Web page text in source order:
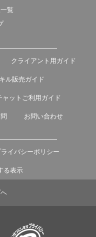
覧
クライアント用ガイド
ル販売ガイド
ャットご利用ガイド
お問い合わせ
ライバシーポリシー
る表示